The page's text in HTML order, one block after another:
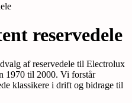
reservedele
af reservedele til Electrolux
1970 til 2000. Vi forstår
klassikere i drift og bidrage til